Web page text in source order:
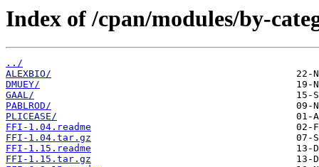
Index of /cpan/modules/by-
../
ALEXBIO/
DMUEY/
GAAL/
PABLROD/
PLICEASE/
FFI-1.04.readme
FFI-1.04.tar.gz
FFI-1.15.readme
FFI-1.15.tar.gz